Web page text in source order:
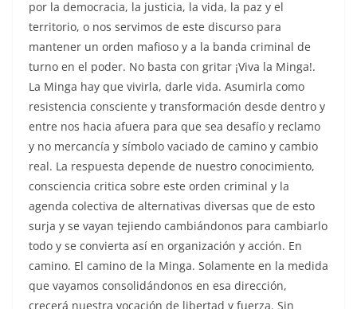
por la democracia, la justicia, la vida, la paz y el
territorio, o nos servimos de este discurso para
mantener un orden mafioso y a la banda criminal de
turno en el poder. No basta con gritar ¡Viva la Minga!.
La Minga hay que vivirla, darle vida. Asumirla como
resistencia consciente y transformación desde dentro y
entre nos hacia afuera para que sea desafío y reclamo
y no mercancía y símbolo vaciado de camino y cambio
real. La respuesta depende de nuestro conocimiento,
consciencia critica sobre este orden criminal y la
agenda colectiva de alternativas diversas que de esto
surja y se vayan tejiendo cambiándonos para cambiarlo
todo y se convierta así en organización y acción. En
camino. El camino de la Minga. Solamente en la medida
que vayamos consolidándonos en esa dirección,
crecerá nuestra vocación de libertad y fuerza. Sin